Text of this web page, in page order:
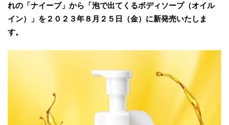
れの「ナイーブ」から「泡で出てくるボディソープ（オイル
イン）」を２０２３年８月２５日（金）に新発売いたしま
す。